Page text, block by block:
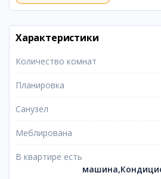
Характеристики
Количество комнат
Планировка
Санузел
Меблирована
В квартире есть